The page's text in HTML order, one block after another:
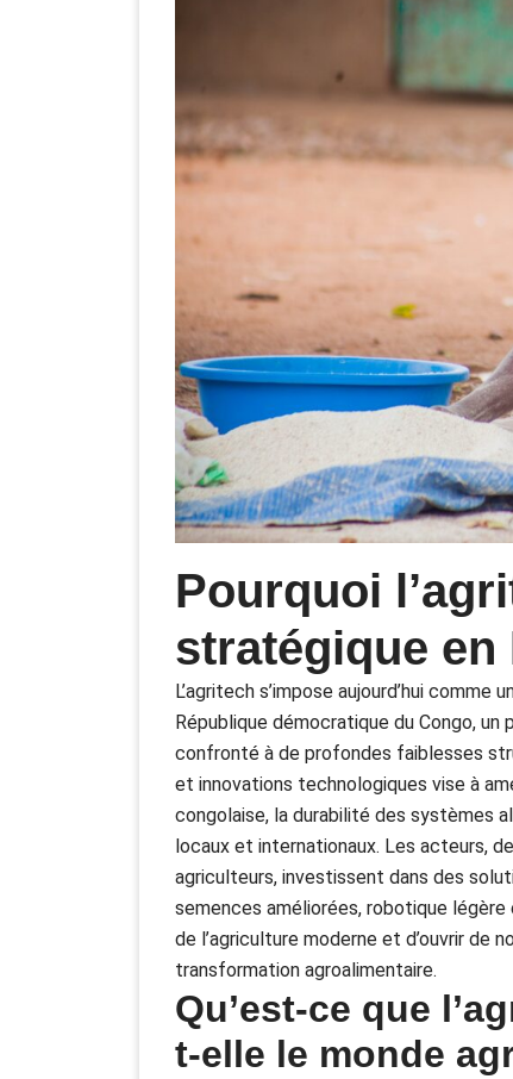
Pourquoi
stratégique en
L’agritech s’impose aujourd’hui
République démocratique du Congo,
confronté à de profondes faiblesses
et innovations technologiques vise à
congolaise, la durabilité des systèmes
locaux et internationaux. Les acteurs,
agriculteurs, investissent dans des
semences améliorées, robotique
de l’agriculture moderne et d’ouvrir de
transformation agroalimentaire.
Qu’est-ce que
t-elle le monde